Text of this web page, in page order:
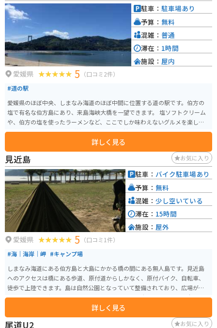
愛媛県 5 （口コミ2件）
#道の駅
愛媛県のほぼ中央、しまなみ海道のほぼ中間に位置する道の駅です。伯方の
塩で有名な伯方島にあり、来島海峡大橋を一望できます。 塩ソフトクリーム
や、伯方の塩を使ったラーメンなど、ここでしか味わえないグルメを楽しむ
ことができます。また、隣接する「塩の科学館」では、塩作り体験もできま
なだけでなく、来島海峡大橋をバックに写真撮影をするのもおすすめです。
道の駅から橋までは、自転車で約5分の距離です。
詳しく見る
駐車： 駐車場あり
予算： 無料
混雑： 普通
滞在： 1時間
施設： 屋内
見近島 お気に入り
愛媛県 5 （口コミ1件）
#海｜海岸｜岬 #キャンプ場
しまなみ海道にある伯方島と大島にかかる橋の間にある無人島です。見近島
へのアクセスは橋にある歩道、原付道からしかなく、原付バイク、自転車、
徒歩で上陸できます。島は自然公園となっていて整備されており、広場があ
りますがそこが無料のキャンプ場となっています。大型連休になると全国か
らキャンプする方が沢山来られて賑わいます。
詳しく見る
駐車： バイク駐車場あり
予算： 無料
混雑： 少し空いている
滞在： 15時間
施設： 屋外
尾道U2 お気に入り